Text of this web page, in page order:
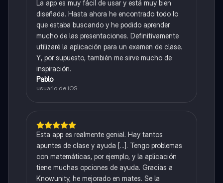
La app es muy fácil de usar y está muy bien
diseñada. Hasta ahora he encontrado todo lo
que estaba buscando y he podido aprender
mucho de las presentaciones. Definitivamente
utilizaré la aplicación para un examen de clase.
Y, por supuesto, también me sirve mucho de
inspiración.
Pablo
usuario de iOS
Esta app es realmente genial. Hay tantos
apuntes de clase y ayuda [...]. Tengo problemas
con matemáticas, por ejemplo, y la aplicación
tiene muchas opciones de ayuda. Gracias a
Knowunity, he mejorado en mates. Se la